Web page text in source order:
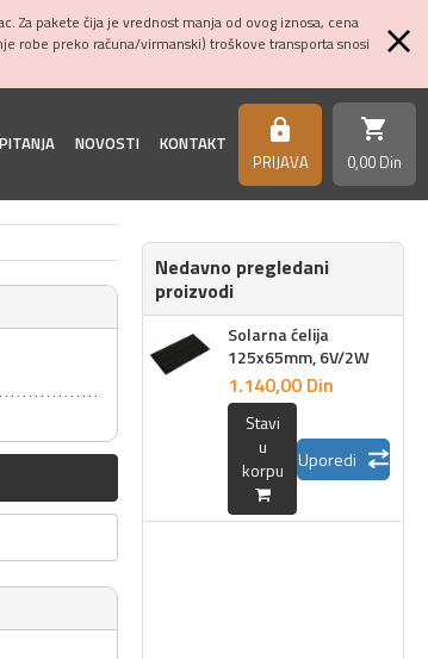
Za pakete čija je vrednost manja od ovog iznosa, cena
robe preko računa/virmanski) troškove transporta snosi
NOVOSTI KONTAKT https
PRIJAVA
shopping_cart
0,00 Din
Nedavno pregledani
proizvodi
Solarna ćelija
125x65mm, 6V/2W
1.140,00 Din
Stavi
u
korpu
Uporedi